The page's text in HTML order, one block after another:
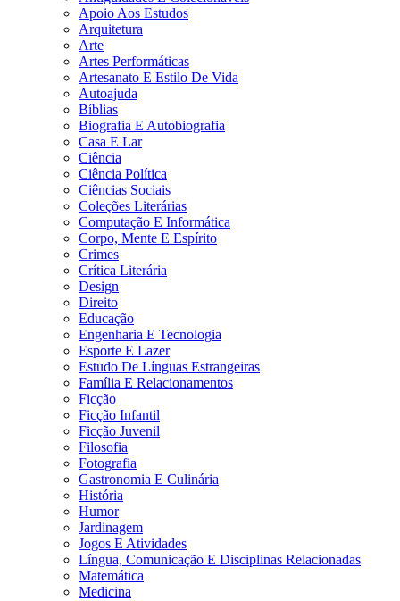
Apoio Aos Estudos
Arquitetura
Arte
Artes Performáticas
Artesanato E Estilo De Vida
Autoajuda
Bíblias
Biografia E Autobiografia
Casa E Lar
Ciência
Ciência Política
Ciências Sociais
Coleções Literárias
Computação E Informática
Corpo, Mente E Espírito
Crimes
Crítica Literária
Design
Direito
Educação
Engenharia E Tecnologia
Esporte E Lazer
Estudo De Línguas Estrangeiras
Família E Relacionamentos
Ficção
Ficção Infantil
Ficção Juvenil
Filosofia
Fotografia
Gastronomia E Culinária
História
Humor
Jardinagem
Jogos E Atividades
Língua, Comunicação E Disciplinas Relacionadas
Matemática
Medicina